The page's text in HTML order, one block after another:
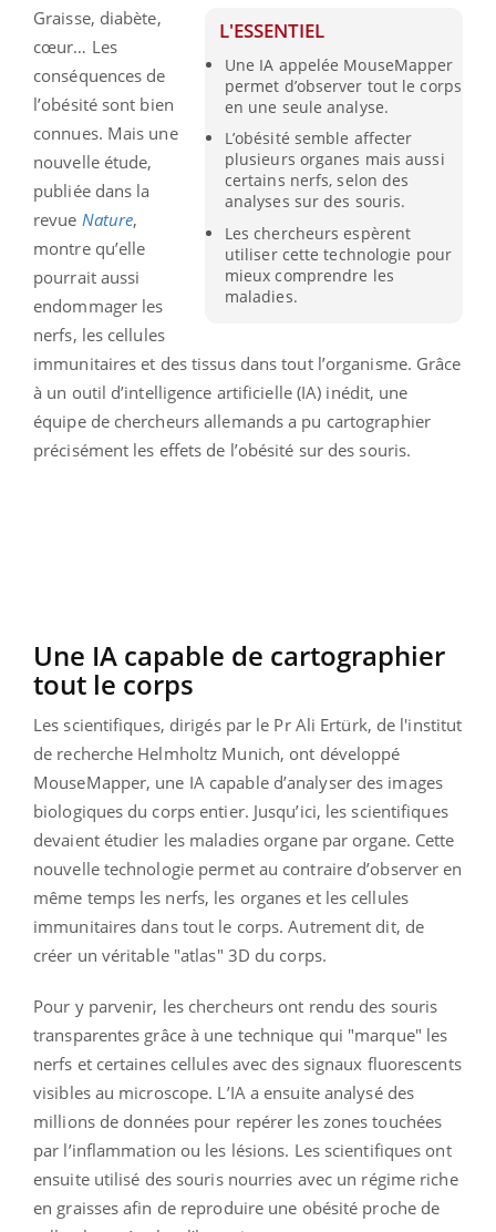
L'ESSENTIEL
Une IA appelée MouseMapper
permet d’observer tout le corps
en une seule analyse.
L’obésité semble affecter
plusieurs organes mais aussi
certains nerfs, selon des
analyses sur des souris.
Les chercheurs espèrent
utiliser cette technologie pour
mieux comprendre les
maladies.
Graisse, diabète,
cœur… Les
conséquences de
l’obésité sont bien
connues. Mais une
nouvelle étude,
publiée dans la
revue Nature,
montre qu’elle
pourrait aussi
endommager les
nerfs, les cellules
immunitaires et des tissus dans tout l’organisme. Grâce
à un outil d’intelligence artificielle (IA) inédit, une
équipe de chercheurs allemands a pu cartographier
précisément les effets de l’obésité sur des souris.
Une IA capable de cartographier
tout le corps
Les scientifiques, dirigés par le Pr Ali Ertürk, de l'institut
de recherche Helmholtz Munich, ont développé
MouseMapper, une IA capable d’analyser des images
biologiques du corps entier. Jusqu’ici, les scientifiques
devaient étudier les maladies organe par organe. Cette
nouvelle technologie permet au contraire d’observer en
même temps les nerfs, les organes et les cellules
immunitaires dans tout le corps. Autrement dit, de
créer un véritable "atlas" 3D du corps.
Pour y parvenir, les chercheurs ont rendu des souris
transparentes grâce à une technique qui "marque" les
nerfs et certaines cellules avec des signaux fluorescents
visibles au microscope. L’IA a ensuite analysé des
millions de données pour repérer les zones touchées
par l’inflammation ou les lésions. Les scientifiques ont
ensuite utilisé des souris nourries avec un régime riche
en graisses afin de reproduire une obésité proche de